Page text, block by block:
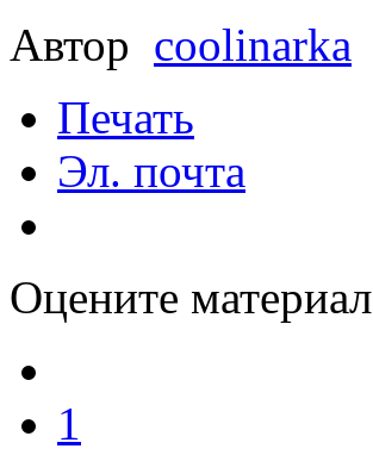
Автор coolinarka
Печать
Эл. почта
Оцените материал
1